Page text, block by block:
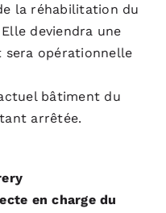
la réhabilitation du
deviendra une
sera opérationnelle
bâtiment du
arrêtée.
en charge du